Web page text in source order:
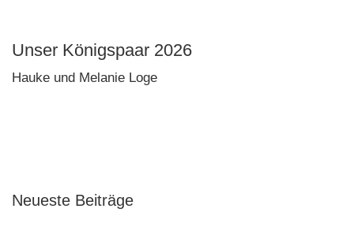
Unser Königspaar 2026
Hauke und Melanie Loge
Neueste Beiträge